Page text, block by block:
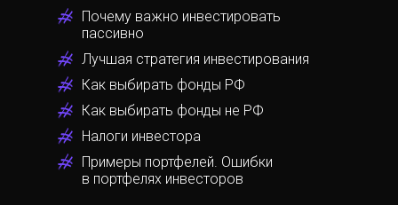
Лучшая стратегия инвестирования
Как выбирать фонды РФ
Как выбирать фонды не РФ
Налоги инвестора
Примеры портфелей. Ошибки
в портфелях инвесторов
Почему важно инвестировать
пассивно